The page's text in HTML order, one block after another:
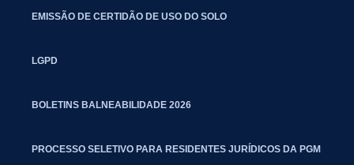
EMISSÃO DE CERTIDÃO DE USO DO SOLO
LGPD
BOLETINS BALNEABILIDADE 2026
PROCESSO SELETIVO PARA RESIDENTES JURÍDICOS DA PGM